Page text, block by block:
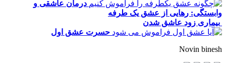
درمان عاشقی و
وابستگی: رهایی از عشق یک طرفه
بیماری زود عاشق شدن
حسرت عشق اول
Novin binesh